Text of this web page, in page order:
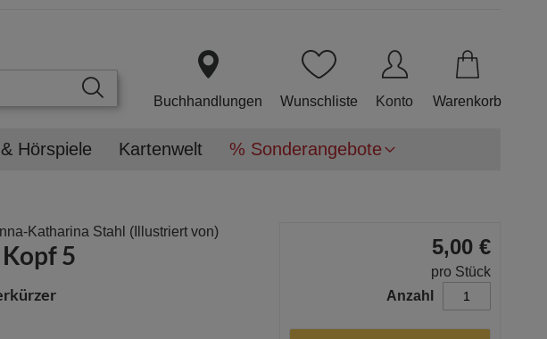
Buchhandlungen Wunschliste Konto Warenkorb
Hörspiele Kartenwelt % Sonderangebote
Katharina Stahl (Illustriert von)
5 5,00 €
pro Stück
Anzahl